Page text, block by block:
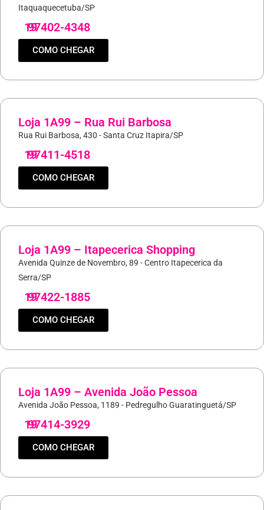
Itaquaquecetuba/SP
19
97402-4348
COMO CHEGAR
Loja 1A99 – Rua Rui Barbosa
Rua Rui Barbosa, 430 - Santa Cruz Itapira/SP
19
97411-4518
COMO CHEGAR
Loja 1A99 – Itapecerica Shopping
Avenida Quinze de Novembro, 89 - Centro Itapecerica da
Serra/SP
19
97422-1885
COMO CHEGAR
Loja 1A99 – Avenida João Pessoa
Avenida João Pessoa, 1189 - Pedregulho Guaratinguetá/SP
19
97414-3929
COMO CHEGAR